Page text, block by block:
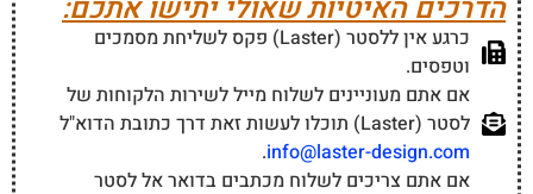
הדרכים האיטיות שאולי יתישו אתכם:
כרגע אין ללסטר (Laster) פקס לשליחת מסמכים
וטפסים.
אם אתם מעוניינים לשלוח מייל לשירות הלקוחות של
לסטר (Laster) תוכלו לעשות זאת דרך כתובת הדוא"ל
info@laster-design.com
.
אם אתם צריכים לשלוח מכתבים בדואר אל לסטר